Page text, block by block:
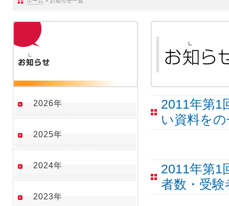
2011年第1
い資料を
2011年第1
者数・受
2026年
2025年
2024年
2023年